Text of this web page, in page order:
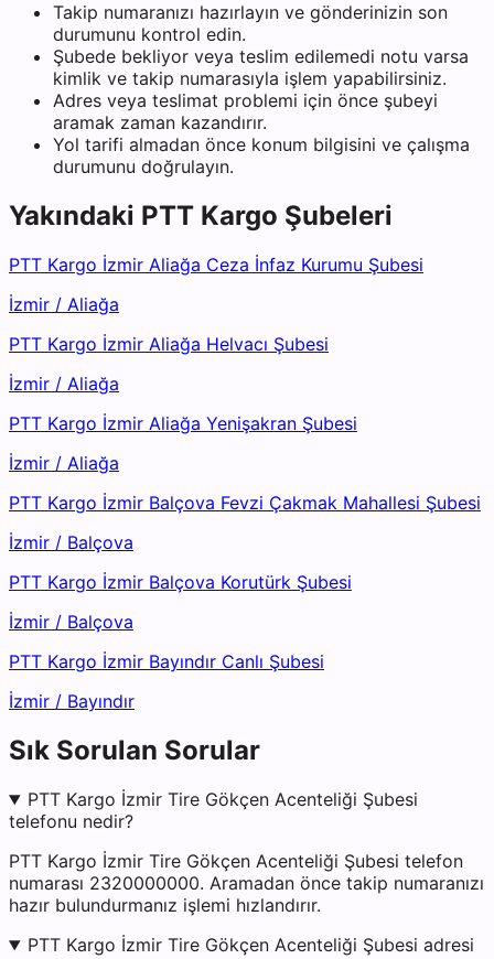
Takip numaranızı hazırlayın ve gönderinizin son
durumunu kontrol edin.
Şubede bekliyor veya teslim edilemedi notu varsa
kimlik ve takip numarasıyla işlem yapabilirsiniz.
Adres veya teslimat problemi için önce şubeyi
aramak zaman kazandırır.
Yol tarifi almadan önce konum bilgisini ve çalışma
durumunu doğrulayın.
Yakındaki PTT Kargo Şubeleri
PTT Kargo İzmir Aliağa Ceza İnfaz Kurumu Şubesi
İzmir / Aliağa
PTT Kargo İzmir Aliağa Helvacı Şubesi
İzmir / Aliağa
PTT Kargo İzmir Aliağa Yenişakran Şubesi
İzmir / Aliağa
PTT Kargo İzmir Balçova Fevzi Çakmak Mahallesi Şubesi
İzmir / Balçova
PTT Kargo İzmir Balçova Korutürk Şubesi
İzmir / Balçova
PTT Kargo İzmir Bayındır Canlı Şubesi
İzmir / Bayındır
Sık Sorulan Sorular
PTT Kargo İzmir Tire Gökçen Acenteliği Şubesi
telefonu nedir?
PTT Kargo İzmir Tire Gökçen Acenteliği Şubesi telefon
numarası 2320000000. Aramadan önce takip numaranızı
hazır bulundurmanız işlemi hızlandırır.
PTT Kargo İzmir Tire Gökçen Acenteliği Şubesi adresi